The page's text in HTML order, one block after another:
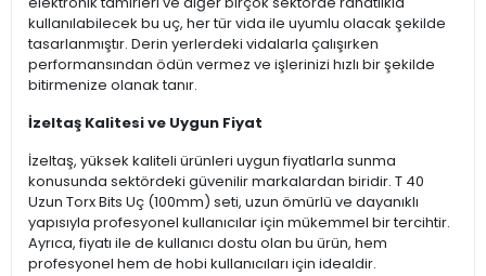
kullanılabilecek bu uç, her tür vida ile uyumlu olacak şekilde
tasarlanmıştır. Derin yerlerdeki vidalarla çalışırken
performansından ödün vermez ve işlerinizi hızlı bir şekilde
bitirmenize olanak tanır.
İzeltaş Kalitesi ve Uygun Fiyat
İzeltaş, yüksek kaliteli ürünleri uygun fiyatlarla sunma
konusunda sektördeki güvenilir markalardan biridir. T 40
Uzun Torx Bits Uç (100mm) seti, uzun ömürlü ve dayanıklı
yapısıyla profesyonel kullanıcılar için mükemmel bir tercihtir.
Ayrıca, fiyatı ile de kullanıcı dostu olan bu ürün, hem
profesyonel hem de hobi kullanıcıları için idealdir.